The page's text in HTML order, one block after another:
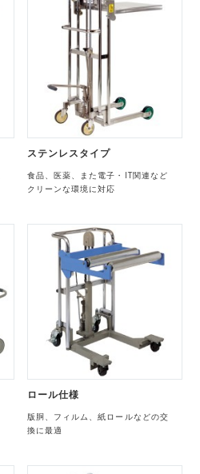
ステンレスタイプ
食品、医薬、また電子・IT関連など
クリーンな環境に対応
ロール仕様
版胴、フィルム、紙ロールなどの交
換に最適